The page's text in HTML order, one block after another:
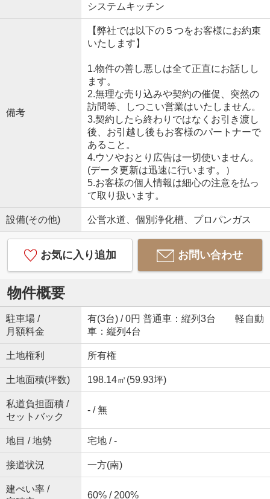
システムキッチン
備考
【弊社では以下の５つをお客様にお約束
いたします】
1.物件の善し悪しは全て正直にお話しし
ます。
2.無理な売り込みや契約の催促、突然の
訪問等、しつこい営業はいたしません。
3.契約したら終わりではなくお引き渡し
後、お引越し後もお客様のパートナーで
あること。
4.ウソやおとり広告は一切使いません。
(データ更新は迅速に行います。）
5.お客様の個人情報は細心の注意を払っ
て取り扱います。
設備(その他) 公営水道、個別浄化槽、プロパンガス
お気に入り追加 お問い合わせ
物件概要
駐車場 /
月額料金
有(3台) / 0円 普通車：縦列3台 軽自動
車：縦列4台
土地権利 所有権
土地面積(坪数) 198.14㎡(59.93坪)
私道負担面積 /
セットバック
- / 無
地目 / 地勢 宅地 / -
接道状況 一方(南)
建ぺい率 /
60% / 200%